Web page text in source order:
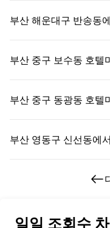
부산 해운대구 반송동
부산 중구 보수동 호텔
부산 중구 동광동 호텔
부산 영동구 신선동에
일일 조회수